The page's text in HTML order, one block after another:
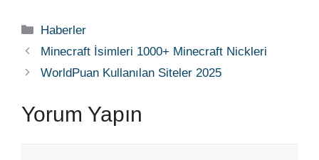
Kategoriler
Haberler
Minecraft İsimleri 1000+ Minecraft Nickleri
WorldPuan Kullanılan Siteler 2025
Yorum Yapın